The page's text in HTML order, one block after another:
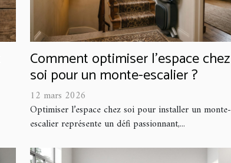
Comment optimiser l'espace chez
soi pour un monte-escalier ?
12 mars 2026
Optimiser l’espace chez soi pour installer un monte-
escalier représente un défi passionnant,...